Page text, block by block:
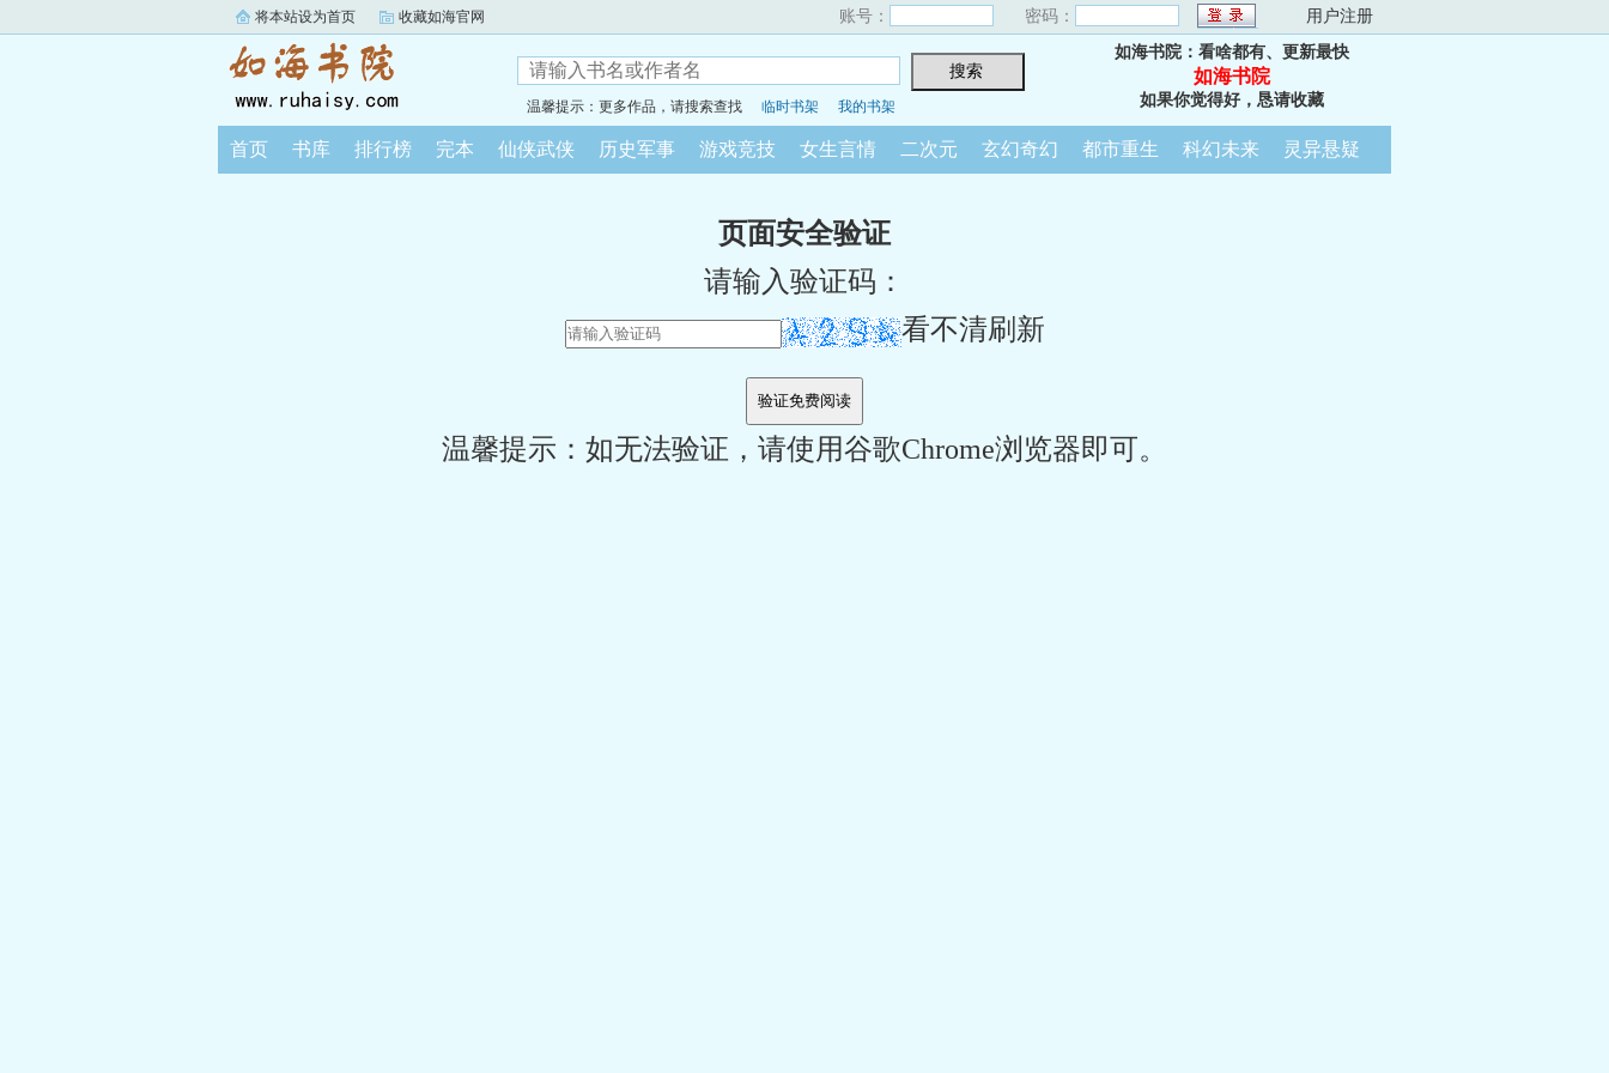
将本站设为首页 收藏如海官网 账号： 密码： 用户注册
温馨提示：更多作品，请搜索查找 临时书架 我的书架
如海书院：看啥都有、更新最快
如海书院
如果你觉得好，恳请收藏
首页 书库 排行榜 完本 仙侠武侠 历史军事 游戏竞技 女生言情 二次元 玄幻奇幻 都市重生 科幻未来 灵异悬疑
页面安全验证
请输入验证码：
看不清刷新
温馨提示：如无法验证，请使用谷歌Chrome浏览器即可。